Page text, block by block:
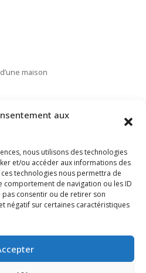
aux
nous utilisons des technologies
et/ou accéder aux informations des
technologies nous permettra de
comportement de navigation ou les ID
pas consentir ou de retirer son
négatif sur certaines caractéristiques
maison